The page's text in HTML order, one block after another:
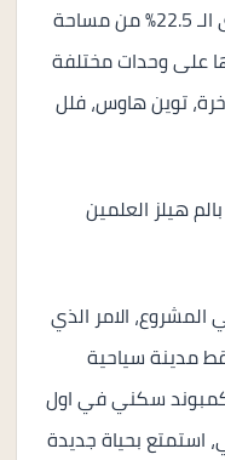
تشغلها المباني والانشاءات لا تتعدى الـ 22.5% من مساحة
على وحدات مختلفة
توين هاوس، فلل
بالم هيلز العلمين
الامر الذي
مدينة سياحية
سكني في اول
استمتع بحياة جديدة